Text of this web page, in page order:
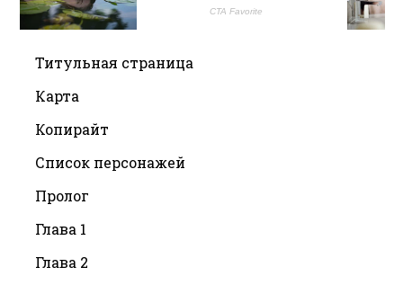
Титульная страница
Карта
Копирайт
Список персонажей
Пролог
Глава 1
Глава 2